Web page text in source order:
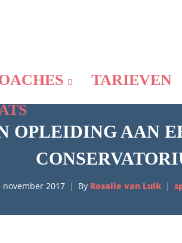
TARIEVEN
OPLEIDING AAN
november 2017 By Rosalie van Luik